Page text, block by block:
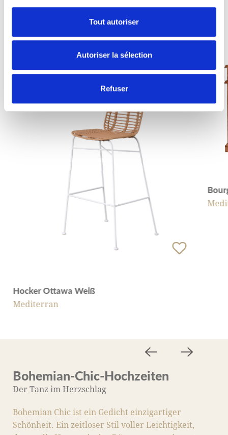
Tout autoriser
Autoriser la sélection
Refuser
Hocker Ottawa Weiß
Mediterran
Bohemian-Chic-Hochzeiten
Der Tanz im Herzschlag
Bohemian Chic ist ein Gedicht einzigartiger
Schönheit. Ein zeitloser Stil voller Leichtigkeit,